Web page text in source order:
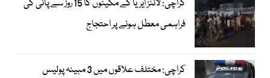
کراچی: لائنز ایریا کے مکینوں کا 15 روز سے پانی کی
فراہمی معطل ہونے پر احتجاج
کراچی: مختلف علاقوں میں 3 مبینہ پولیس